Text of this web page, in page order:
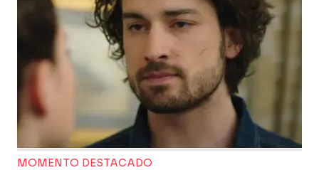
MOMENTO DESTACADO